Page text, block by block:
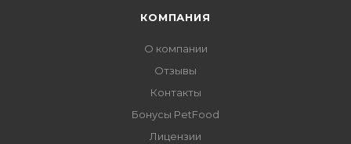
КОМПАНИЯ
О компании
Отзывы
Контакты
Бонусы PetFood
Лицензии